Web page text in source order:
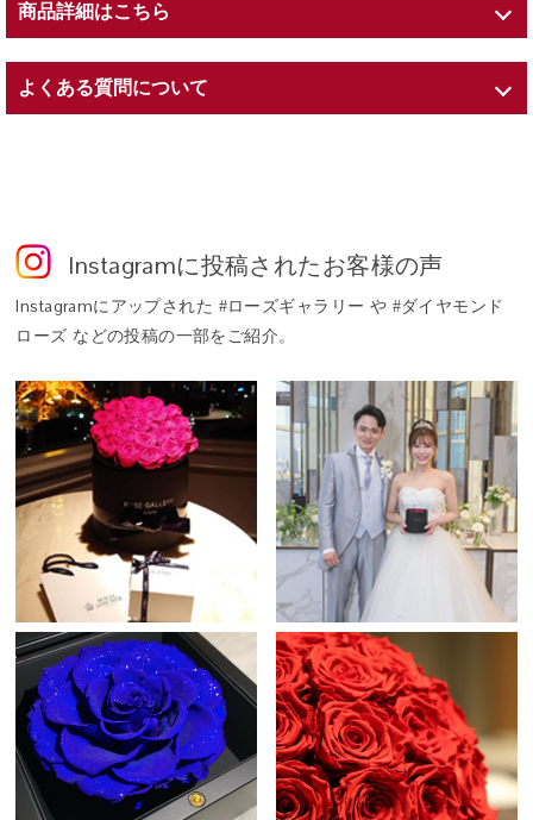
商品詳細はこちら
商品紹介
６営業日〜10営業日でのお届け
時を超えて咲く、オールドローズの気品。
幾重にも重なる花弁が奏でる、クラシカルな美しさ。
記念日や誕生日に贈る上質なフラワーギフトとして人気の一輪で
す。
よくある質問について
生花に化粧品にも用いられる保湿剤や染料を吸収させることで、色
鮮やかで瑞々しい花姿を、長期間そのままに愉しめるよう仕立てた
特別な花。それがプリザーブドフラワーです。
A. 世界最高級のプリザーブドローズ「アモローサ®」の中から、ロ
ーズギャラリーがさらに厳選した、生命力と美しさを湛える特別な
一輪だけに与えられる称号──それが「タイムレスローズ」です。
その名には「時代を超えて咲き続ける、普遍的な美しさ」という意
味が込められています。
Q. このバラは本物ですか？
A. はい。自然に咲いた本物のバラを使用しています。特殊な保存加
工を施したプリザーブドフラワーとして仕立てることで、水を必要
とせず、鮮やかな色合いとみずみずしさを長く保ちます。
Q. ギフトにふさわしいですか？
A. タイムレスローズは、人生の特別な日にこそ選ばれる花です。結
婚記念日や誕生日、プロポーズなど、大切な節目に寄り添い、記憶
に残るひとときを彩ります。カードやリボン、ショッパーに至るま
Instagramに投稿されたお客様の声
Instagramにアップされた #ローズギャラリー や #ダイヤモンド
ローズ などの投稿の一部をご紹介。